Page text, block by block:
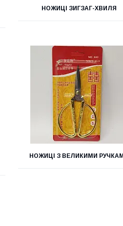
НОЖИЦІ ЗИГЗАГ-ХВИЛЯ
НОЖИЦІ З ВЕЛИКИМИ